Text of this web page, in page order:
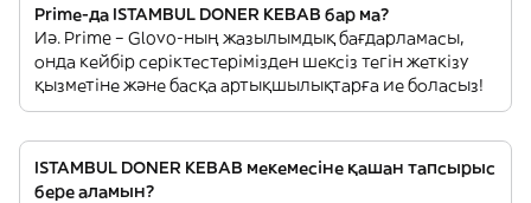
Prime-да ISTAMBUL DONER KEBAB бар ма?
Иә. Prime – Glovo-ның жазылымдық бағдарламасы,
онда кейбір серіктестерімізден шексіз тегін жеткізу
қызметіне және басқа артықшылықтарға ие боласыз!
ISTAMBUL DONER KEBAB мекемесіне қашан тапсырыс
бере аламын?